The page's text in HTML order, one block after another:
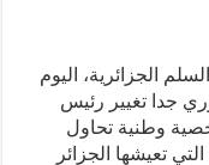
اليوم
جدا تغيير رئيس
تحاول
الجزائر